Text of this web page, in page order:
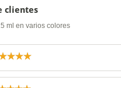
clientes
ml en varios colores